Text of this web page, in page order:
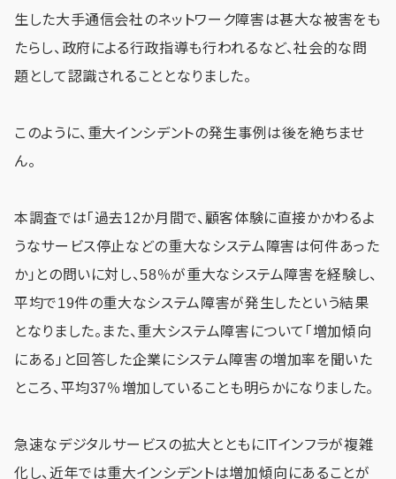
生した大手通信会社のネットワーク障害は甚大な被害をも
たらし、政府による行政指導も行われるなど、社会的な問
題として認識されることとなりました。
このように、重大インシデントの発生事例は後を絶ちませ
ん。
本調査では「過去12か月間で、顧客体験に直接かかわるよ
うなサービス停止などの重大なシステム障害は何件あった
か」との問いに対し、58％が重大なシステム障害を経験し、
平均で19件の重大なシステム障害が発生したという結果
となりました。また、重大システム障害について「増加傾向
にある」と回答した企業にシステム障害の増加率を聞いた
ところ、平均37％増加していることも明らかになりました。
急速なデジタルサービスの拡大とともにITインフラが複雑
化し、近年では重大インシデントは増加傾向にあることが